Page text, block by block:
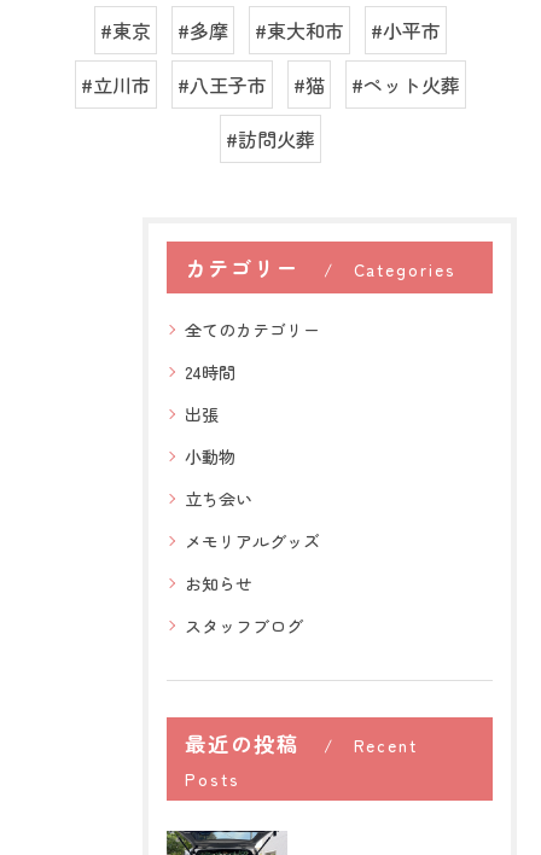
#東京 #多摩 #東大和市
#小平市
#立川市
#八王子市 #猫
#ペット火葬
#訪問火葬
カテゴリー Categories
全てのカテゴリー
24時間
出張
小動物
立ち会い
メモリアルグッズ
お知らせ
スタッフブログ
最近の投稿
Recent
Posts